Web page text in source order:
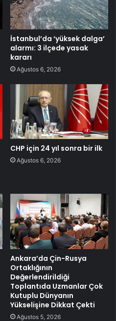
İstanbul’da ‘yüksek dalga’
alarmı: 3 ilçede yasak
kararı
Ağustos 6, 2026
CHP için 24 yıl sonra bir ilk
Ağustos 6, 2026
Ankara’da Çin-Rusya
Ortaklığının
Değerlendirildiği
Toplantıda Uzmanlar Çok
Kutuplu Dünyanın
Yükselişine Dikkat Çekti
Ağustos 5, 2026